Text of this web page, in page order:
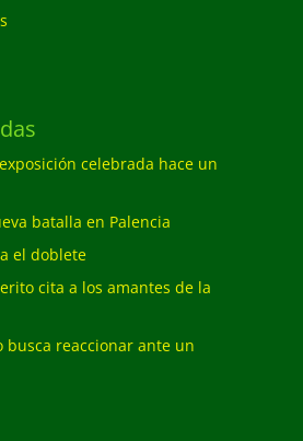
celebrada hace un
batalla en Palencia
el doblete
cita a los amantes de la
busca reaccionar ante un